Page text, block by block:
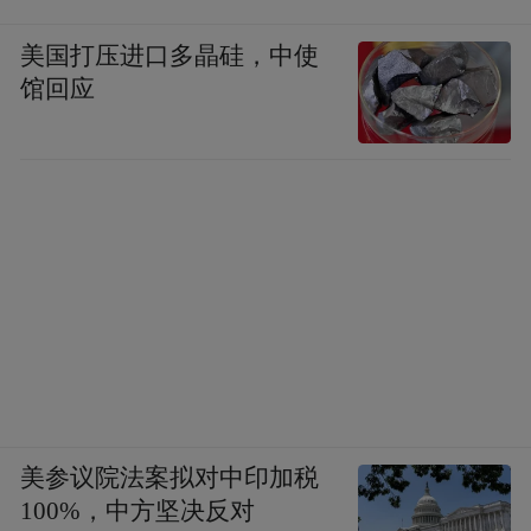
美国打压进口多晶硅，中使
馆回应
美参议院法案拟对中印加税
100%，中方坚决反对